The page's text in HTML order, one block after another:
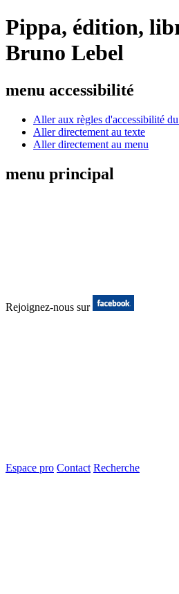
Pippa, édition,
Bruno Lebel
menu accessibilité
Aller aux règles d'accessibilité
Aller directement au texte
Aller directement au menu
menu principal
Rejoignez-nous sur
Espace pro Contact Recherche